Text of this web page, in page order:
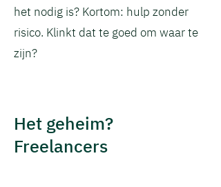
het nodig is? Kortom: hulp zonder
risico. Klinkt dat te goed om waar te
zijn?
Het geheim?
Freelancers